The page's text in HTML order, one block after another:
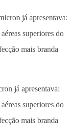
já apresentava:
superiores do
mais branda